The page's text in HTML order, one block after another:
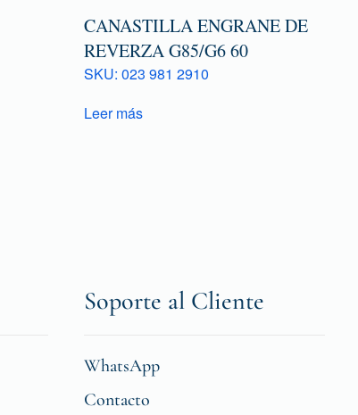
CANASTILLA ENGRANE DE
REVERZA G85/G6 60
SKU: 023 981 2910
Leer más
Soporte al Cliente
WhatsApp
Contacto